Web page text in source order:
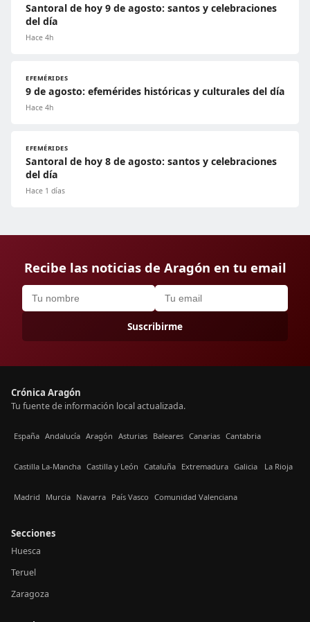
Santoral de hoy 9 de agosto: santos y celebraciones
del día
Hace 4h
EFEMÉRIDES
9 de agosto: efemérides históricas y culturales del día
Hace 4h
EFEMÉRIDES
Santoral de hoy 8 de agosto: santos y celebraciones
del día
Hace 1 días
Recibe las noticias de Aragón en tu email
Suscribirme
Crónica Aragón
Tu fuente de información local actualizada.
España Andalucía Aragón Asturias Baleares Canarias Cantabria
Castilla La-Mancha Castilla y León Cataluña Extremadura Galicia La Rioja
Madrid Murcia Navarra País Vasco Comunidad Valenciana
Secciones
Huesca
Teruel
Zaragoza